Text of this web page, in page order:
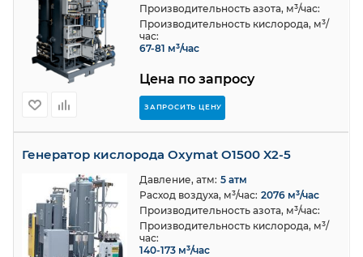
Цена по запросу
ЗАПРОСИТЬ ЦЕНУ
Производительность азота, м³/час:
Производительность кислорода, м³/
час:
67-81 м³/час
Генератор кислорода Oxymat O1500 X2-5
Давление, атм: 5 атм
Расход воздуха, м³/час: 2076 м³/час
Производительность азота, м³/час:
Производительность кислорода, м³/
час:
140-173 м³/час